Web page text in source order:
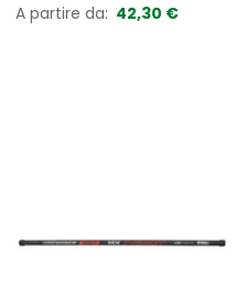
A partire da 42,30 €